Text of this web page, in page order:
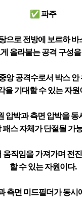
✅ 파주
으로 전방에 보르하
올라붙는 공격 구성
앙 공격수로서 박스
을 기대할 수 있는 자원
압박과 측면 압박을 동
패스 자체가 단절될 가
직임을 가져가며 전
할 수 있는 자원이다.
측면 미드필더가 동시